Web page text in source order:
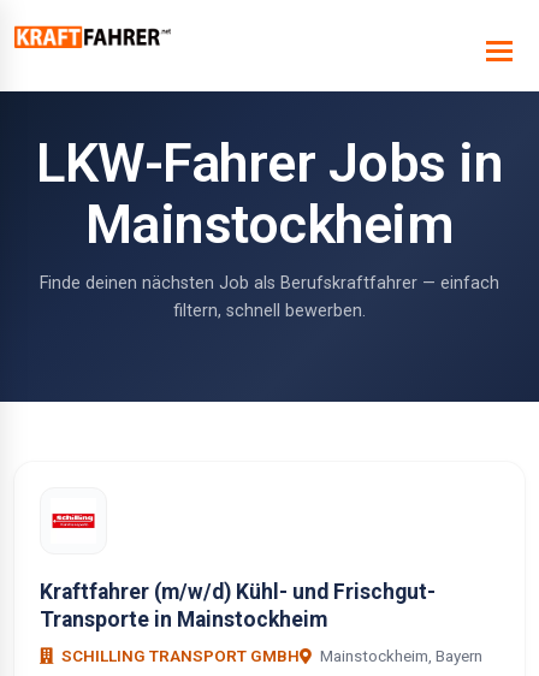
LKW-Fahrer Jobs in
Mainstockheim
Finde deinen nächsten Job als Berufskraftfahrer — einfach
filtern, schnell bewerben.
Kraftfahrer (m/w/d) Kühl- und Frischgut-
Transporte in Mainstockheim
SCHILLING TRANSPORT GMBH Mainstockheim, Bayern